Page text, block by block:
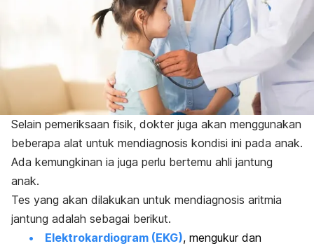
Selain pemeriksaan fisik, dokter juga akan menggunakan
beberapa alat untuk mendiagnosis kondisi ini pada anak.
Ada kemungkinan ia juga perlu bertemu ahli jantung
anak.
Tes yang akan dilakukan untuk mendiagnosis aritmia
jantung adalah sebagai berikut.
Elektrokardiogram (EKG), mengukur dan